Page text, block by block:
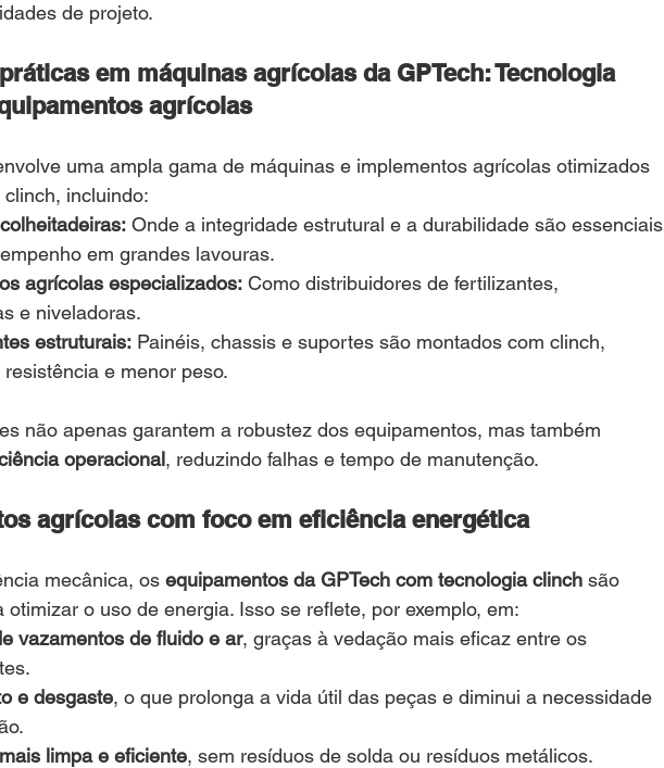
de projeto.
em máquinas agrícolas da GPTech: Tecnologia
agrícolas
uma ampla gama de máquinas e implementos agrícolas otimizados
incluindo:
Onde a integridade estrutural e a durabilidade são essenciais
em grandes lavouras.
agrícolas especializados: Como distribuidores de fertilizantes,
e niveladoras.
estruturais: Painéis, chassis e suportes são montados com clinch,
e menor peso.
não apenas garantem a robustez dos equipamentos, mas também
operacional, reduzindo falhas e tempo de manutenção.
agrícolas com foco em eficiência energética
mecânica, os equipamentos da GPTech com tecnologia clinch são
otimizar o uso de energia. Isso se reflete, por exemplo, em:
vazamentos de fluido e ar, graças à vedação mais eficaz entre os
e desgaste, o que prolonga a vida útil das peças e diminui a necessidade
limpa e eficiente, sem resíduos de solda ou resíduos metálicos.